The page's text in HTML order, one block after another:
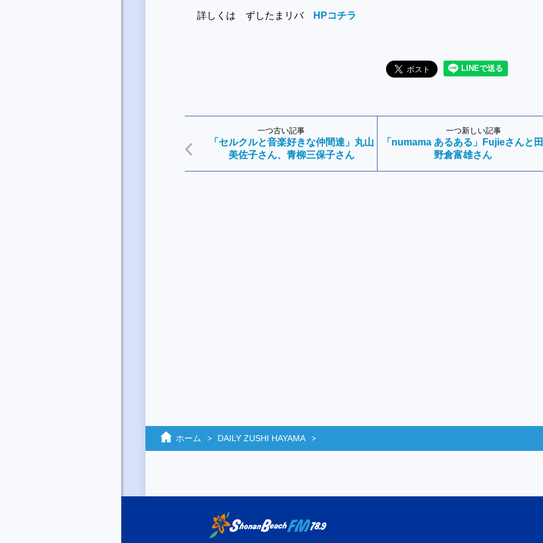
詳しくは ずしたまリバ HPコチラ
一つ古い記事
「セルクルと音楽好きな仲間達」丸山
美佐子さん、青柳三保子さん
一つ新しい記事
「numama あるある」Fujieさんと田
野倉富雄さん
ホーム DAILY ZUSHI HAYAMA